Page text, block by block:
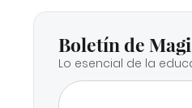
Boletín de
Lo esencial de la